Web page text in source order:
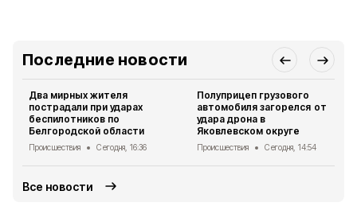
Последние новости
Два мирных жителя
пострадали при ударах
беспилотников по
Белгородской области
Происшествия Сегодня, 16:36
Полуприцеп грузового
автомобиля загорелся от
удара дрона в
Яковлевском округе
Происшествия Сегодня, 14:54
Все новости